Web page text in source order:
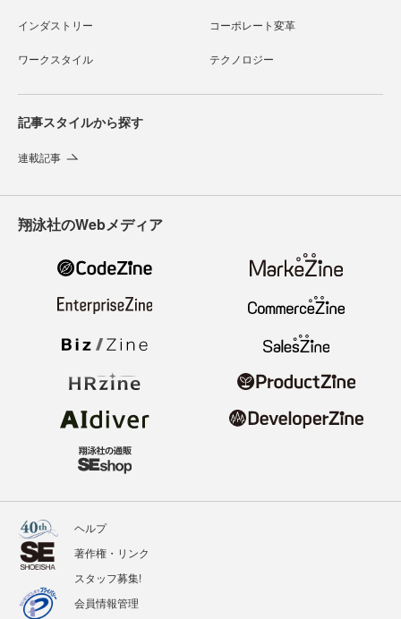
インダストリー コーポレート変革
ワークスタイル テクノロジー
記事スタイルから探す
連載記事
翔泳社のWebメディア
ヘルプ
著作権・リンク
スタッフ募集!
会員情報管理